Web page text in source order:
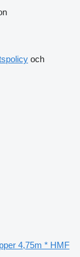
och
4,75m * HMF